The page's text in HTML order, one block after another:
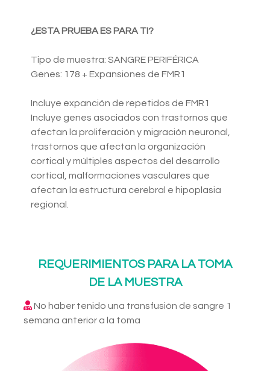
¿ESTA PRUEBA ES PARA TI?
Tipo de muestra: SANGRE PERIFÉRICA
Genes: 178 + Expansiones de FMR1
Incluye expanción de repetidos de FMR1
Incluye genes asociados con trastornos que
afectan la proliferación y migración neuronal,
trastornos que afectan la organización
cortical y múltiples aspectos del desarrollo
cortical, malformaciones vasculares que
afectan la estructura cerebral e hipoplasia
regional.
REQUERIMIENTOS PARA LA TOMA
DE LA MUESTRA
No haber tenido una transfusión de sangre 1
semana anterior a la toma